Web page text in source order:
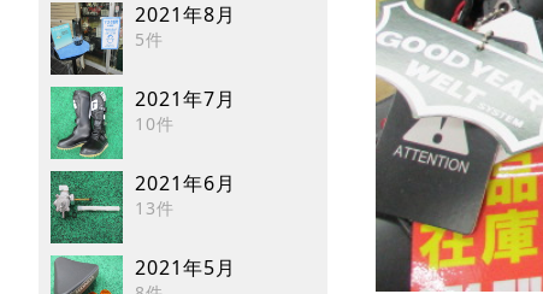
2021年8月
5件
2021年7月
10件
2021年6月
13件
2021年5月